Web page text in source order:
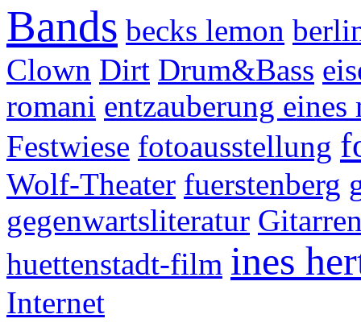
Bands becks lemon
Clown Dirt Drum&Bass
romani entzauberung eines
Festwiese fotoausstellung
Wolf-Theater fuerstenberg
gegenwartsliteratur
huettenstadt-film ines
Internet